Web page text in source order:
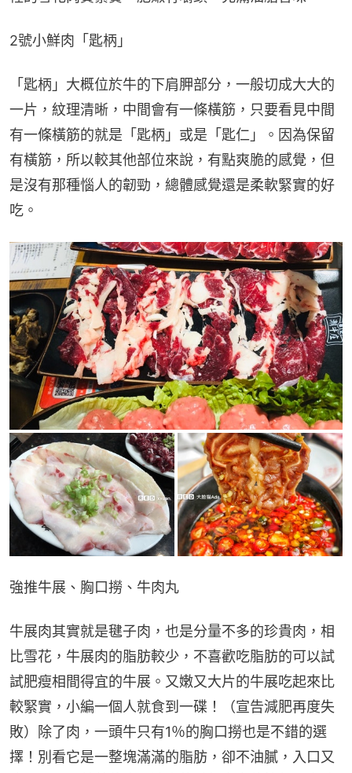
2號小鮮肉「匙柄」
「匙柄」大概位於牛的下肩胛部分，一般切成大大的
一片，紋理清晰，中間會有一條橫筋，只要看見中間
有一條橫筋的就是「匙柄」或是「匙仁」。因為保留
有橫筋，所以較其他部位來說，有點爽脆的感覺，但
是沒有那種惱人的韌勁，總體感覺還是柔軟緊實的好
吃。
強推牛展、胸口撈、牛肉丸
牛展肉其實就是毽子肉，也是分量不多的珍貴肉，相
比雪花，牛展肉的脂肪較少，不喜歡吃脂肪的可以試
試肥瘦相間得宜的牛展。又嫩又大片的牛展吃起來比
較緊實，小編一個人就食到一碟！（宣告減肥再度失
敗）除了肉，一頭牛只有1％的胸口撈也是不錯的選
擇！別看它是一整塊滿滿的脂肪，卻不油膩，入口又